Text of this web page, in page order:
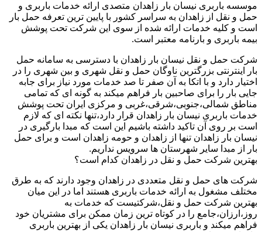
موسسه باربری نیسان بار زاهدان متصدی ارائه خدمات باربری و
حمل و نقل از زاهدان به سراسر کشور با پایین ترین تعرفه حمل بار
است و کلیه خدمات ارائه شده از سوی این شرکت تحت پوشش
بیمه باربری و بارنامه معتبر است.
شرکت حمل و نقل نیسان بار زاهدان با دسترسی به سامانه حمل
بار اینترنتی بزرگترین ناوگان حمل و نقل شهری و بین شهری را در
اختیار دارد و با اتکا به آن صفر تا صد خدمات مورد نیاز برای جابه
جایی بار را برای صاحبین بار فراهم میکند به گونه ای که تمامی
مناطق شمالی،جنوبی،شرقی،غربی و مرکزی ایران تحت پوشش
خدمات باربری نیسان بار زاهدان قرار دارد،تنها نکته ای که لازم
است بر روی آن تاکید داشته باشیم این است که مبدا بارگیری در
نیسان بار زاهدان تنها از زاهدان و حومه زاهدان است و برای حمل
بار از مبدا سایر شهرستان ها سرویس نداریم.
بهترین شرکت حمل و نقل در زاهدان کدام است؟
شرکت های حمل و نقل متعددی در زاهدان وجود دارند که به طرق
مختلف مشغول به ارائه خدمات باربری هستند اما در این میان
بهترین شرکت حمل و نقل،شرکتیست که خدمات به
روز،ارزان،جامع را در کوتاه ترین زمان ممکن برای مشتریان خود
فراهم میکند و باربری نیسان بار زاهدان یکی از بهترین باربری